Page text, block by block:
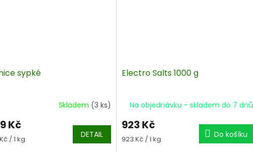
sypké
Skladem (3 ks)
Kč
/ 1 kg DETAIL
Electro Salts 1000 g
Na objednávku - skladem do 7 dnů
923 Kč
Měrná
923 Kč / 1 kg Do košíku